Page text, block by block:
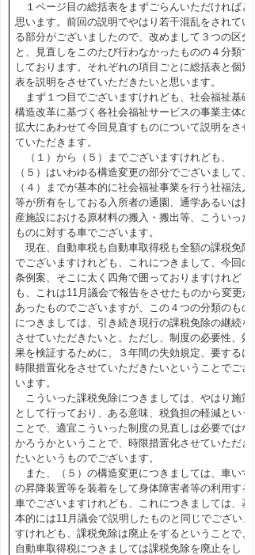
１ページ目の総括表をまずごらんいただければと
思います。前回の説明でやはり若干混乱をされてい
る部分がございましたので、改めまして３つの区分
と、見直しをこのたび行わなかったものの４分類で
しております。それぞれの項目ごとに総括表と個別
表を説明をさせていただきたいと思います。
まず１つ目でございますけれども、社会福祉基礎
構造改革に基づく各社会福祉サービスの事業主体の
拡大にあわせて今回見直すものについて説明をさせ
ていただきます。
（１）から（５）までございますけれども、
（５）はいわゆる構造変更の部分でございまして、
（４）までが基本的に社会福祉事業を行う社福法人
等が所有をしておる入所者の通園、通学あるいは授
産施設における原材料の搬入・搬出等、こういった
ものに対する車でございます。
現在、自動車税も自動車取得税も全額の課税免除
でございますけれども、これにつきまして、今回の
条例案、そこに太く四角で囲っておりますけれど
も、これは11月議会で報告をさせたものから変更が
あったものでございますが、この４つの分類のもの
につきましては、引き続き現行の課税免除の継続を
させていただきたいと。ただし、制度の必要性、効
果を検証するために、３年間の失効規定、要するに
時限措置化をさせていただきたいということでござ
います。
こういった課税免除につきましては、やはり施策
として行っており、ある意味、税負担の軽減という
ことで、適宜こういった制度の見直しは必要ではな
かろうかということで、時限措置化させていただき
たいというものでございます。
また、（５）の構造変更につきましては、車いす
の昇降装置等を装着をして身体障害者等の利用する
車でございますけれども、これにつきましては、基
本的には11月議会で説明したものと同じでございま
すけれども、課税免除は廃止をするということで、
自動車取得税につきましては課税免除を廃止をし